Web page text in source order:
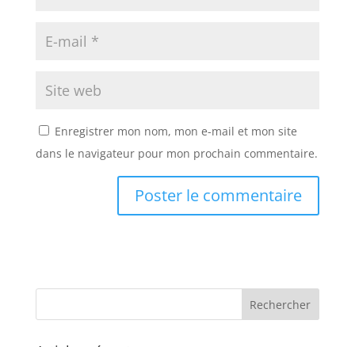
Enregistrer mon nom, mon e-mail et mon site
dans le navigateur pour mon prochain commentaire.
e
r
e
r